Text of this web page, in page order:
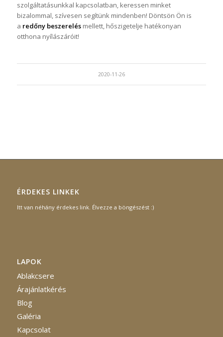
szolgáltatásunkkal kapcsolatban, keressen minket
bizalommal, szívesen segítünk mindenben! Döntsön Ön is
a redőny beszerelésmellett, hőszigetelje hatékonyan
otthona nyílászáróit!
2020-11-26
ÉRDEKES LINKEK
Itt van néhány érdekes link. Élvezze a böngészést :)
LAPOK
Ablakcsere
Árajánlatkérés
Blog
Galéria
Kapcsolat